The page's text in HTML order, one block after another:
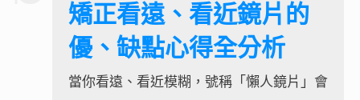
矯正看遠、看近鏡片的
優、缺點心得全分析
當你看遠、看近模糊，號稱「懶人鏡片」會